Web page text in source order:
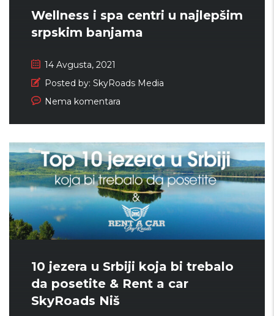
Wellness i spa centri u najlepšim
srpskim banjama
14 Avgusta, 2021
Posted by: SkyRoads Media
Nema komentara
10 jezera u Srbiji koja bi trebalo
da posetite & Rent a car
SkyRoads Niš